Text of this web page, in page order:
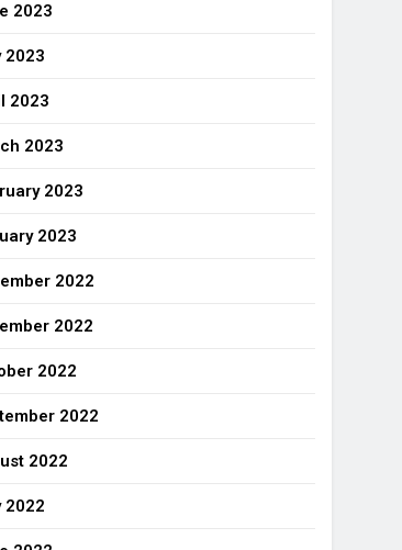
2023
2023
2023
2023
2023
2023
2022
2022
2022
2022
2022
2022